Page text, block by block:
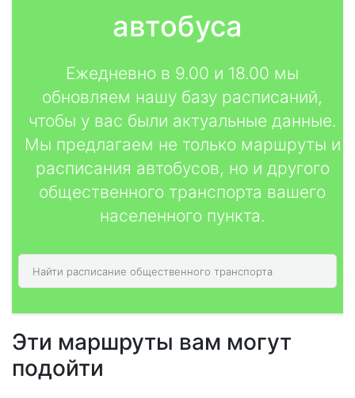
автобуса
Ежедневно в 9.00 и 18.00 мы
обновляем нашу базу расписаний,
чтобы у вас были актуальные данные.
Мы предлагаем не только маршруты и
расписания автобусов, но и другого
общественного транспорта вашего
населенного пункта.
Эти маршруты вам могут
подойти